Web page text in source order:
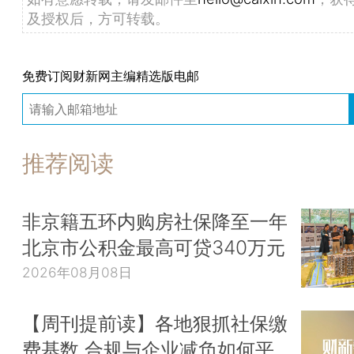
及授权后，方可转载。
免费订阅财新网主编精选版电邮
推荐阅读
非京籍五环内购房社保降至一年
北京市公积金最高可贷340万元
2026年08月08日
【周刊提前读】各地狠抓社保缴